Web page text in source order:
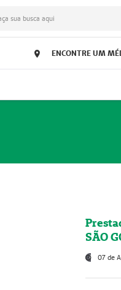
sua busca aqui
ENCONTRE UM
SÃO
07 de